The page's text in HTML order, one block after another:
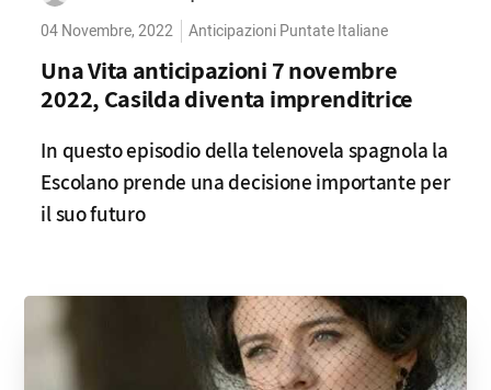
04 Novembre, 2022 Anticipazioni Puntate Italiane
Una Vita anticipazioni 7 novembre
2022, Casilda diventa imprenditrice
In questo episodio della telenovela spagnola la
Escolano prende una decisione importante per
il suo futuro